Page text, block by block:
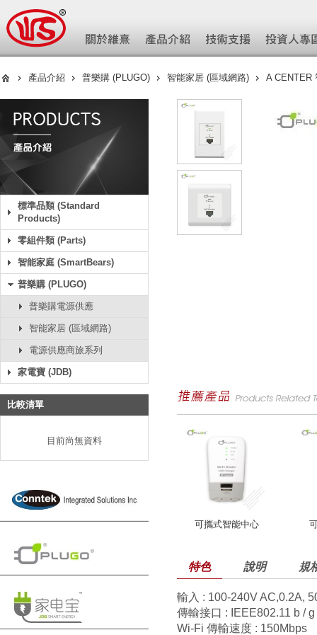
產品介紹 普樂購 (PLUGO) 智能家居 (區域網路) A CENTER
標準品類 (Standard
Products)
零組件類 (Parts)
智能家庭 (SmartBears)
普樂購 (PLUGO)
普樂購電源供應
智能家居 (區域網路)
電源供應商旅系列
家電寶 (JDB)
比較清單
目前尚無資料
可攜式智能中心
特色 說明 規
輸入 : 100-240V AC,0.2A,
傳輸接口 : IEEE802.11 b /
Wi-Fi 傳輸速度 : 150Mbps